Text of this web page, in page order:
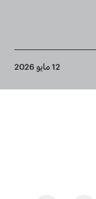
12 مايو 2026